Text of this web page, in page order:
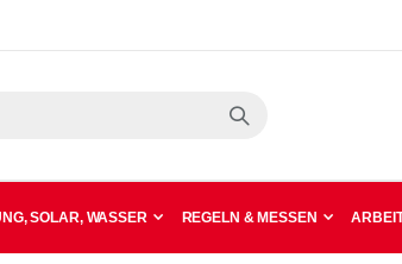
SOLAR, WASSER REGELN & MESSEN